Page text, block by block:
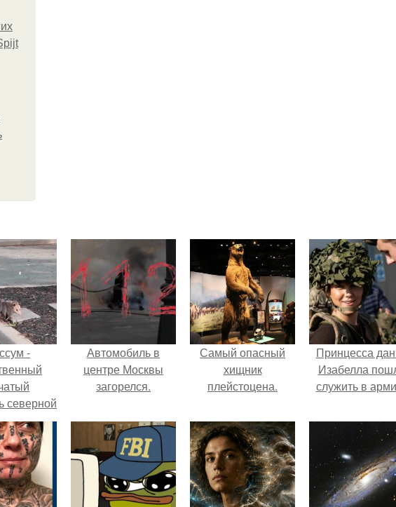
-
северной
Автомобиль в
центре Москвы
загорелся.
Самый опасный
хищник
плейстоцена.
Принцесса
Изабелла
служить в